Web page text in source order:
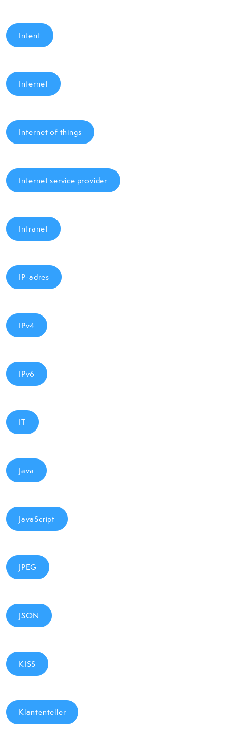
Intent
Internet
Internet of things
Internet service provider
Intranet
IP-adres
IPv4
IPv6
IT
Java
JavaScript
JPEG
JSON
KISS
Klantenteller